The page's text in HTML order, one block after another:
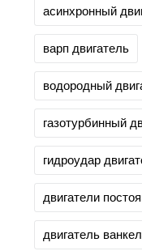
асинхронный
варп двигатель
водородный
газотурбинный
гидроудар
двигатели
двигатель